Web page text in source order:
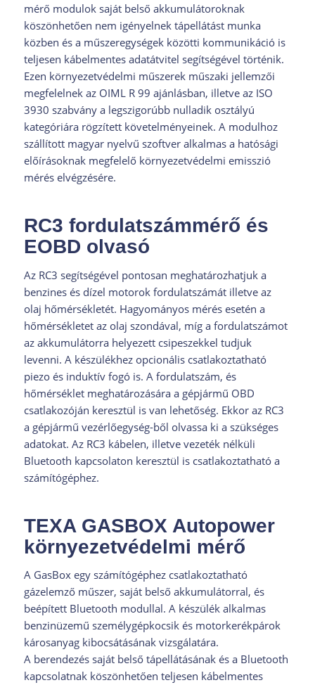
mérő modulok saját belső akkumulátoroknak
köszönhetően nem igényelnek tápellátást munka
közben és a műszeregységek közötti kommunikáció is
teljesen kábelmentes adatátvitel segítségével történik.
Ezen környezetvédelmi műszerek műszaki jellemzői
megfelelnek az OIML R 99 ajánlásban, illetve az ISO
3930 szabvány a legszigorúbb nulladik osztályú
kategóriára rögzített követelményeinek. A modulhoz
szállított magyar nyelvű szoftver alkalmas a hatósági
előírásoknak megfelelő környezetvédelmi emisszió
mérés elvégzésére.
RC3 fordulatszámmérő és
EOBD olvasó
Az RC3 segítségével pontosan meghatározhatjuk a
benzines és dízel motorok fordulatszámát illetve az
olaj hőmérsékletét. Hagyományos mérés esetén a
hőmérsékletet az olaj szondával, míg a fordulatszámot
az akkumulátorra helyezett csipeszekkel tudjuk
levenni. A készülékhez opcionális csatlakoztatható
piezo és induktív fogó is. A fordulatszám, és
hőmérséklet meghatározására a gépjármű OBD
csatlakozóján keresztül is van lehetőség. Ekkor az RC3
a gépjármű vezérlőegység-ből olvassa ki a szükséges
adatokat. Az RC3 kábelen, illetve vezeték nélküli
Bluetooth kapcsolaton keresztül is csatlakoztatható a
számítógéphez.
TEXA GASBOX Autopower
környezetvédelmi mérő
A GasBox egy számítógéphez csatlakoztatható
gázelemző műszer, saját belső akkumulátorral, és
beépített Bluetooth modullal. A készülék alkalmas
benzinüzemű személygépkocsik és motorkerékpárok
károsanyag kibocsátásának vizsgálatára.
A berendezés saját belső tápellátásának és a Bluetooth
kapcsolatnak köszönhetően teljesen kábelmentes